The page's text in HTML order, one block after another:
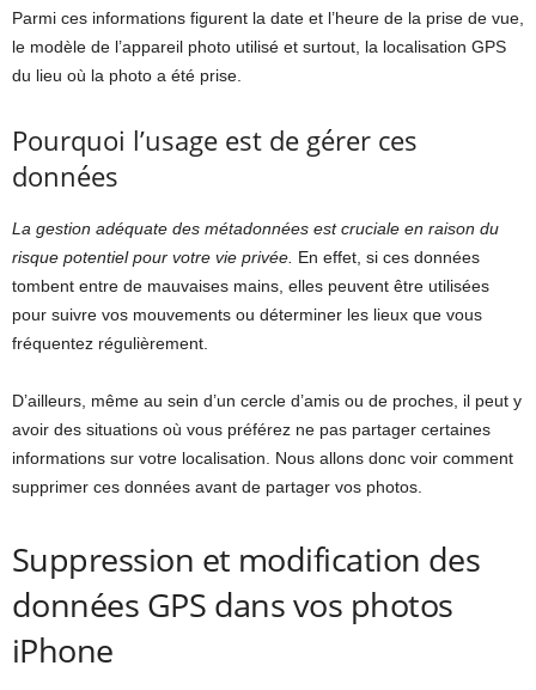
Parmi ces informations figurent la date et l’heure de la prise de vue,
le modèle de l’appareil photo utilisé et surtout, la localisation GPS
du lieu où la photo a été prise.
Pourquoi l’usage est de gérer ces
données
La gestion adéquate des métadonnées est cruciale en raison du
risque potentiel pour votre vie privée. En effet, si ces données
tombent entre de mauvaises mains, elles peuvent être utilisées
pour suivre vos mouvements ou déterminer les lieux que vous
fréquentez régulièrement.
D’ailleurs, même au sein d’un cercle d’amis ou de proches, il peut y
avoir des situations où vous préférez ne pas partager certaines
informations sur votre localisation. Nous allons donc voir comment
supprimer ces données avant de partager vos photos.
Suppression et modification des
données GPS dans vos photos
iPhone